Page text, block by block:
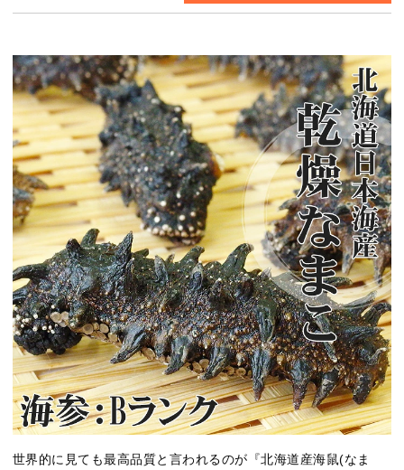
世界的に見ても最高品質と言われるのが『北海道産海鼠(なま